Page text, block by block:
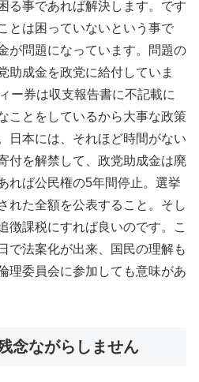
る事であれば解決します。です
とは困っていないという事で
が問題になっています。問題の
助成金を政党に給付していま
ー券は収支報告書に不記載に
ことをしているから大事な政策
日本には、それほど時間がない
付を解禁して、政党助成金は廃
れば公民権の5年間停止。選挙
れた全額を公表すること。そし
徴課税にすれば良いのです。こ
で法案化が出来、国民の理解も
理委員会に参加しても意味があ
念ながらしません